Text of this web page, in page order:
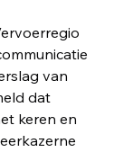
van
dat
keren en